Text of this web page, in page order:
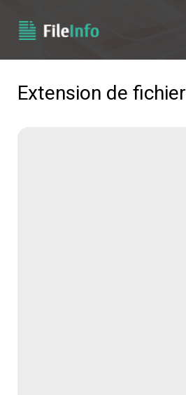
Extension de fichier